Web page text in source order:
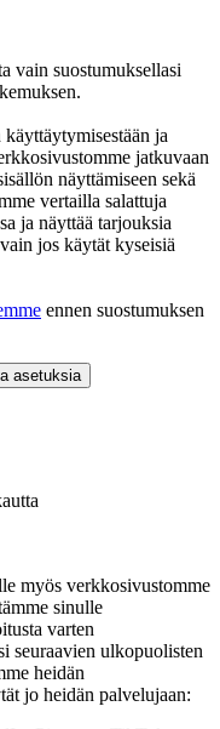
vain suostumuksellasi
ja
jatkuvaan
näyttämiseen sekä
vertailla salattuja
ja näyttää tarjouksia
jos käytät kyseisiä
ennen suostumuksen
asetuksia
myös verkkosivustomme
sinulle
varten
seuraavien ulkopuolisten
heidän
jo heidän palvelujaan: